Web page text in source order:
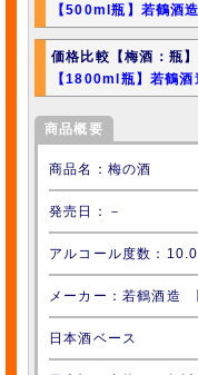
【500ml瓶】若鶴酒
価格比較【梅酒：瓶】
【1800ml瓶】若鶴
商品概要
商品名：梅の酒
発売日：－
アルコール度数：10.0
メーカー：若鶴酒造
日本酒ベース